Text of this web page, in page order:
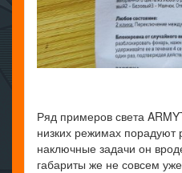
Ряд примеров света
низких режимах порадуют
наключные задачи он
габариты же не совсем